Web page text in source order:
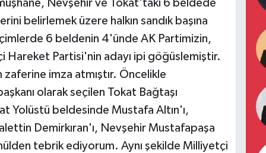
Nevşehir ve Tokat'taki 6 beldede
belirlemek üzere halkın sandık başına
6 beldenin 4'ünde AK Partimizin,
Hareket Partisi'nin adayı ipi göğüslemiştir.
imza atmıştır. Öncelikle
olarak seçilen Tokat Bağtaşı
Yolüstü beldesinde Mustafa Altın'ı,
Demirkıran'ı, Nevşehir Mustafapaşa
tebrik ediyorum. Aynı şekilde Milliyetçi